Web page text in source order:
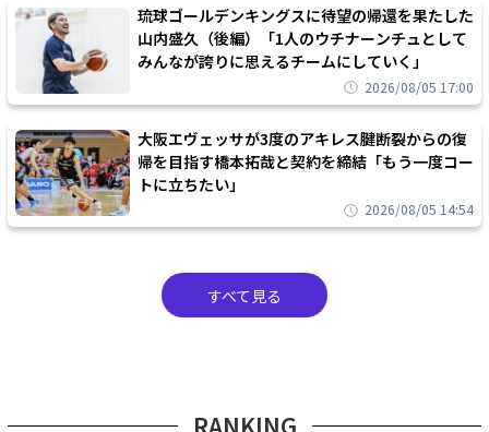
琉球ゴールデンキングスに待望の帰還を果たした
山内盛久（後編）「1人のウチナーンチュとして
みんなが誇りに思えるチームにしていく」
2026/08/05 17:00
大阪エヴェッサが3度のアキレス腱断裂からの復
帰を目指す橋本拓哉と契約を締結「もう一度コー
トに立ちたい」
2026/08/05 14:54
すべて見る
RANKING